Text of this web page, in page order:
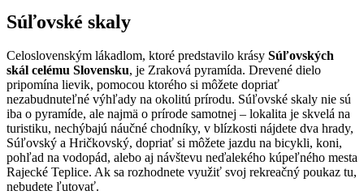
Súľovské skaly
Celoslovenským lákadlom, ktoré predstavilo krásy Súľovských
skál celému Slovensku, je Zraková pyramída. Drevené dielo
pripomína lievik, pomocou ktorého si môžete dopriať
nezabudnuteľné výhľady na okolitú prírodu. Súľovské skaly nie sú
iba o pyramíde, ale najmä o prírode samotnej – lokalita je skvelá na
turistiku, nechýbajú náučné chodníky, v blízkosti nájdete dva hrady,
Súľovský a Hričkovský, dopriať si môžete jazdu na bicykli, koni,
pohľad na vodopád, alebo aj návštevu neďalekého kúpeľného mesta
Rajecké Teplice. Ak sa rozhodnete využiť svoj rekreačný poukaz tu,
nebudete ľutovať.